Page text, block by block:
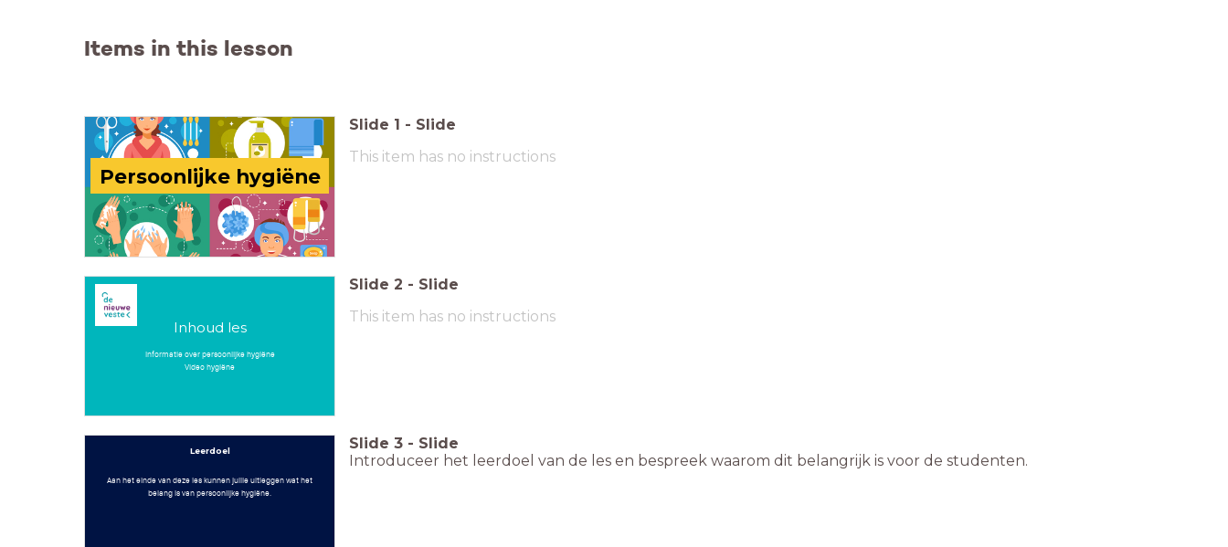
Items in this lesson
Persoonlijke hygiëne
Slide 1 - Slide
This item has no instructions
Inhoud les
Informatie over persoonlijke hygiëne
Video hygiëne
Slide 2 - Slide
This item has no instructions
Leerdoel
Aan het einde van deze les kunnen jullie uitleggen wat het
belang is van persoonlijke hygiëne.
Slide 3 - Slide
Introduceer het leerdoel van de les en bespreek waarom dit belangrijk is voor de studenten.